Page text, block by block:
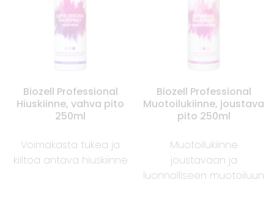
Biozell Professional
Hiuskiinne, vahva pito
250ml
Voimakasta tukea ja
kiiltoa antava hiuskiinne
Biozell Professional
Muotoilukiinne, joustava
pito 250ml
Muotoilukiinne
joustavaan ja
luonnolliseen muotoiluun